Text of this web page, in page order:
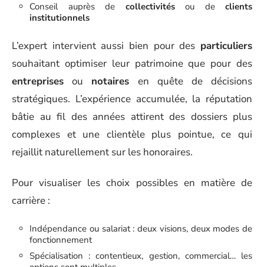
Conseil auprès de collectivitésou de clients
institutionnels
L’expert intervient aussi bien pour des particuliers
souhaitant optimiser leur patrimoine que pour des
entreprises ou notaires en quête de décisions
stratégiques. L’expérience accumulée, la réputation
bâtie au fil des années attirent des dossiers plus
complexes et une clientèle plus pointue, ce qui
rejaillit naturellement sur les honoraires.
Pour visualiser les choix possibles en matière de
carrière :
Indépendance ou salariat : deux visions, deux modes de
fonctionnement
Spécialisation : contentieux, gestion, commercial… les